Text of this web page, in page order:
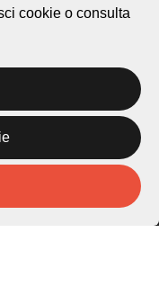
cookie o consulta